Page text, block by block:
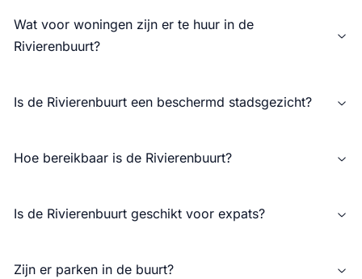
Wat voor woningen zijn er te huur in de
Rivierenbuurt?
Is de Rivierenbuurt een beschermd stadsgezicht?
Hoe bereikbaar is de Rivierenbuurt?
Is de Rivierenbuurt geschikt voor expats?
Zijn er parken in de buurt?